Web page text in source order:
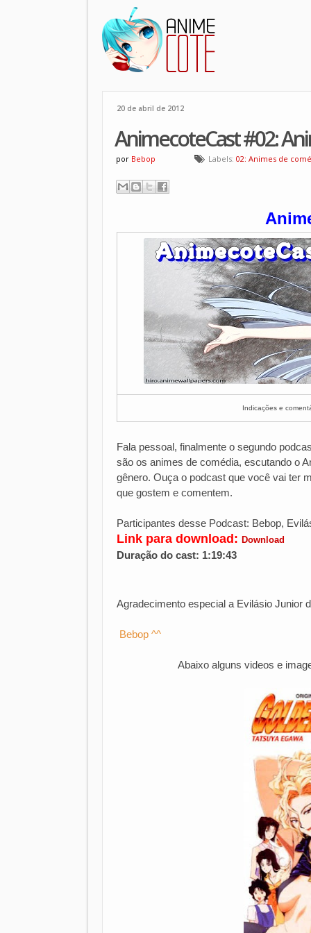
20 de abril de 2012
AnimecoteCast #02:
por Bebop Labels: 02: Animes de
Indicações e
Fala pessoal, finalmente o segundo
são os animes de comédia, escutando o
gênero. Ouça o podcast que você vai ter
que gostem e comentem.
Participantes desse Podcast: Bebop,
Link para download: Download
Duração do cast: 1:19:43
Agradecimento especial a Evilásio Junior
Bebop ^^
Abaixo alguns videos e